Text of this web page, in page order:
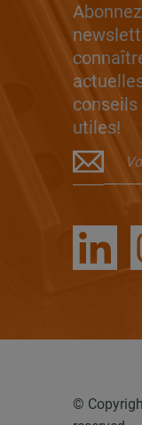
utiles!
©